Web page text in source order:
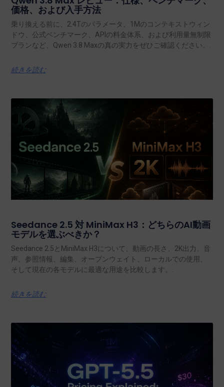
価格、および入手方法
乗り換える前に、2.4Tのパラメータ、1Mのコンテキストウィン
ドウ、公式ベンチマーク、APIの料金体系、および利用量無制限
プランなど、Qwen 3.8 Maxの真の実力をぜひご確認ください。.
続きを読む
Seedance 2.5 対 MiniMax H3：どちらのAI動画
モデルを選ぶべきか？
Seedance 2.5とMiniMax H3について、動画の長さ、2K出力、音
声、参照情報、編集、オープンウェイト、ローカルでの使用、
そして現在の各モデルに最適な用途を比較します。.
続きを読む